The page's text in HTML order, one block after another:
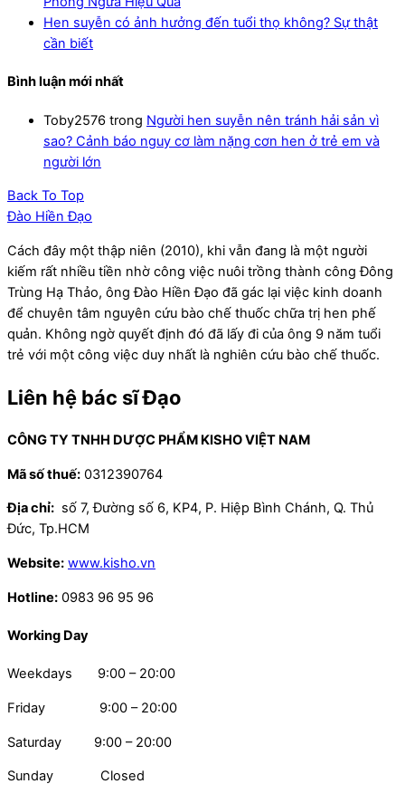
Hen suyễn có ảnh hưởng đến tuổi thọ không? Sự thật
cần biết
Bình luận mới nhất
Toby2576 trong Người hen suyễn nên tránh hải sản vì
sao? Cảnh báo nguy cơ làm nặng cơn hen ở trẻ em và
người lớn
Back To Top
Đào Hiền Đạo
Cách đây một thập niên (2010), khi vẫn đang là một người
kiếm rất nhiều tiền nhờ công việc nuôi trồng thành công Đông
Trùng Hạ Thảo, ông Đào Hiền Đạo đã gác lại việc kinh doanh
để chuyên tâm nguyên cứu bào chế thuốc chữa trị hen phế
quản. Không ngờ quyết định đó đã lấy đi của ông 9 năm tuổi
trẻ với một công việc duy nhất là nghiên cứu bào chế thuốc.
Liên hệ bác sĩ Đạo
CÔNG TY TNHH DƯỢC PHẨM KISHO VIỆT NAM
Mã số thuế: 0312390764
Địa chỉ: số 7, Đường số 6, KP4, P. Hiệp Bình Chánh, Q. Thủ
Đức, Tp.HCM
Website: www.kisho.vn
Hotline: 0983 96 95 96
Working Day
Weekdays 9:00 – 20:00
Friday 9:00 – 20:00
Saturday 9:00 – 20:00
Sunday Closed